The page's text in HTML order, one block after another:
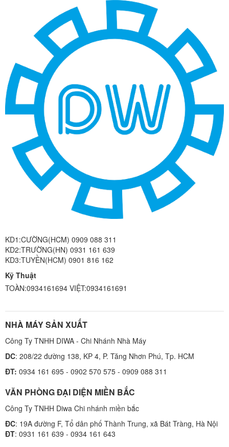
KD1:CƯỜNG(HCM) 0909 088 311
KD2:TRƯỜNG(HN) 0931 161 639
KD3:TUYỀN(HCM) 0901 816 162
Kỹ Thuật
TOÀN:0934161694 VIỆT:0934161691
NHÀ MÁY SẢN XUẤT
Công Ty TNHH DIWA - Chi Nhánh Nhà Máy
DC: 208/22 đường 138, KP 4, P. Tăng Nhơn Phú, Tp. HCM
ĐT: 0934 161 695 - 0902 570 575 - 0909 088 311
VĂN PHÒNG ĐẠI DIỆN MIỀN BẮC
Công Ty TNHH Diwa Chi nhánh miền bắc
ĐC: 19A đường F, Tổ dân phố Thành Trung, xã Bát Tràng, Hà Nội
ĐT: 0931 161 639 - 0934 161 643